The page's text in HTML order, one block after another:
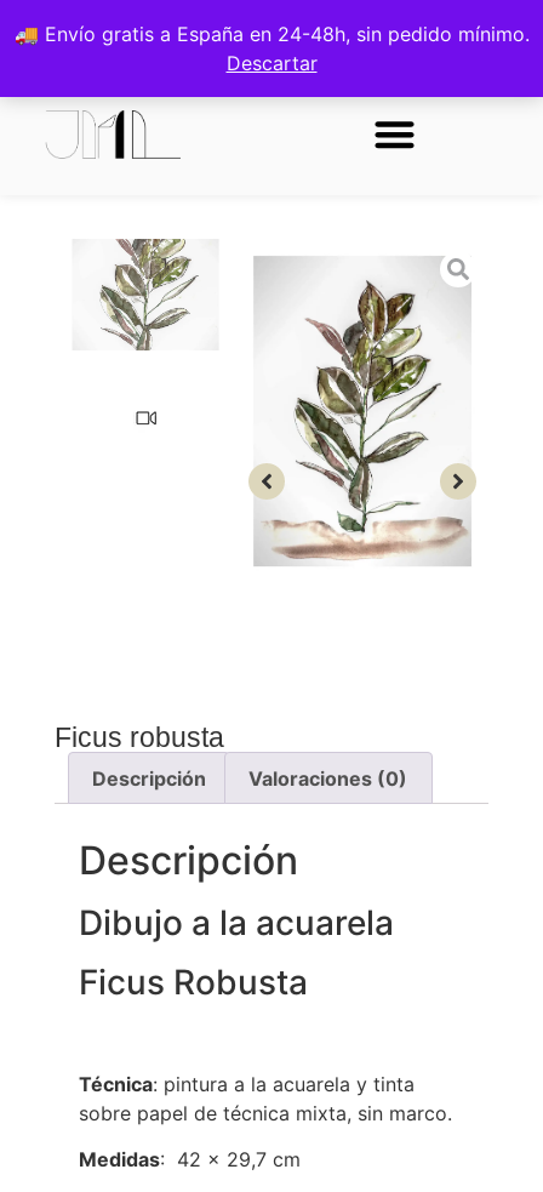
🚚 Envío gratis a España en 24-48h, sin pedido mínimo.
Descartar
Ficus robusta
Descripción Valoraciones (0)
Descripción
Dibujo a la acuarela
Ficus Robusta
Técnica: pintura a la acuarela y tinta
sobre papel de técnica mixta, sin marco.
Medidas: 42 x 29,7 cm